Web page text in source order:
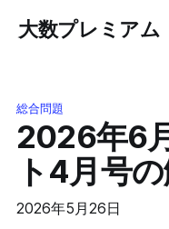
大数プレミアム
総合問題
2026年6
ト4月号
2026年5月26日